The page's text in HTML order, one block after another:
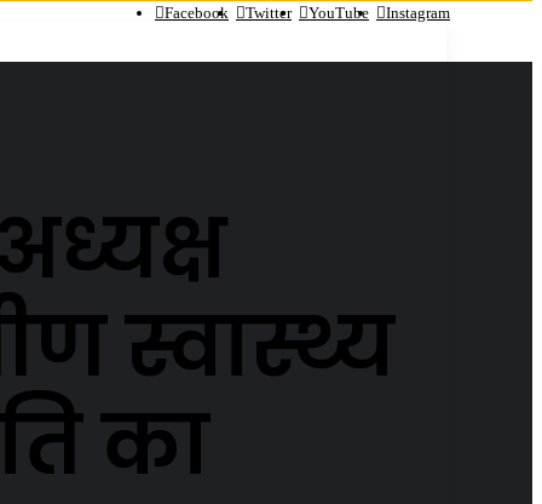
Instagram
YouTube
Twitter
Facebook
स्वास्थ्य
का